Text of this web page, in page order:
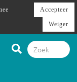
Accepteer
Weiger